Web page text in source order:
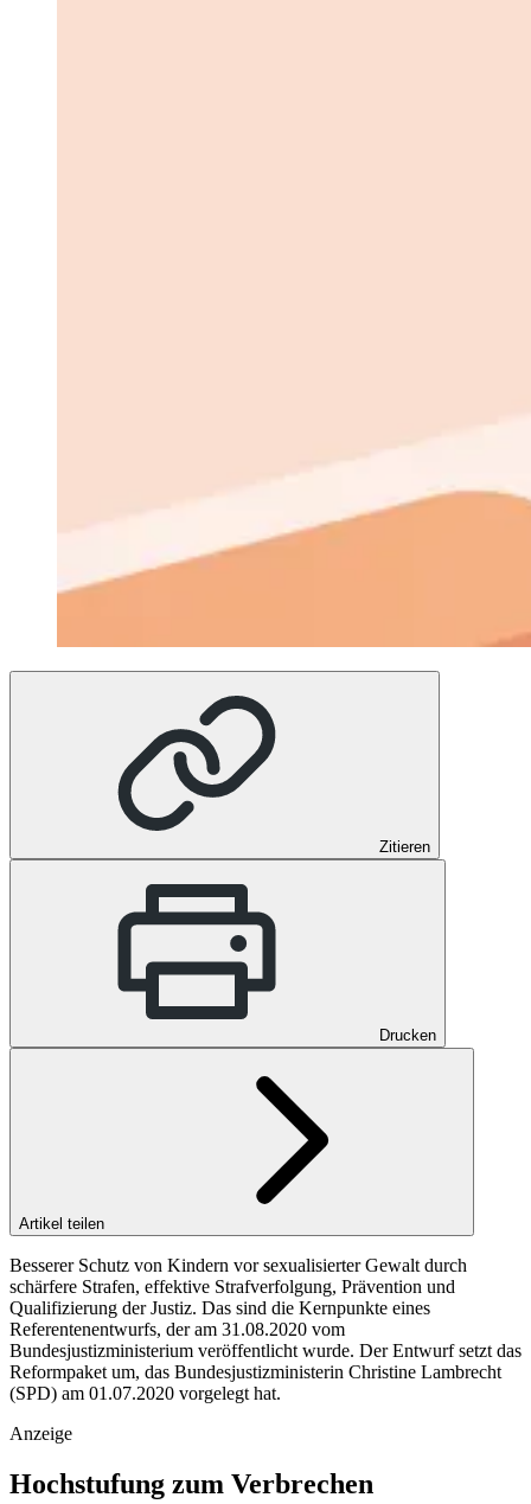
Zitieren
Drucken
Artikel teilen
Besserer Schutz von Kindern vor sexualisierter Gewalt durch
schärfere Strafen, effektive Strafverfolgung, Prävention und
Qualifizierung der Justiz. Das sind die Kernpunkte eines
Referentenentwurfs, der am 31.08.2020 vom
Bundesjustizministerium veröffentlicht wurde. Der Entwurf setzt das
Reformpaket um, das Bundesjustizministerin Christine Lambrecht
(SPD) am 01.07.2020 vorgelegt hat.
Anzeige
Hochstufung zum Verbrechen